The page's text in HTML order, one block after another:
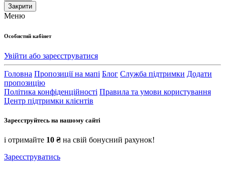
Закрити
Меню
Особистий кабінет
Увійти або зареєструватися
Головна Пропозиції на мапі Блог Служба підтримки Додати
пропозицію
Політика конфіденційності Правила та умови користування
Центр підтримки клієнтів
Зареєструйтесь на нашому сайті
і отримайте 10 ₴ на свій бонусний рахунок!
Зареєструватись